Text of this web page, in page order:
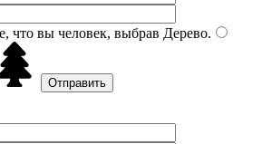
что вы человек, выбрав Дерево.